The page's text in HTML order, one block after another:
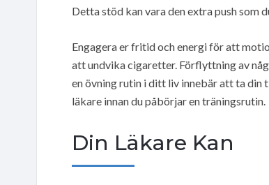
Detta stöd kan vara den extra push som
Engagera er fritid och energi för att
att undvika cigaretter. Förflyttning av
en övning rutin i ditt liv innebär att ta
läkare innan du påbörjar en träningsrutin.
Din Läkare Kan